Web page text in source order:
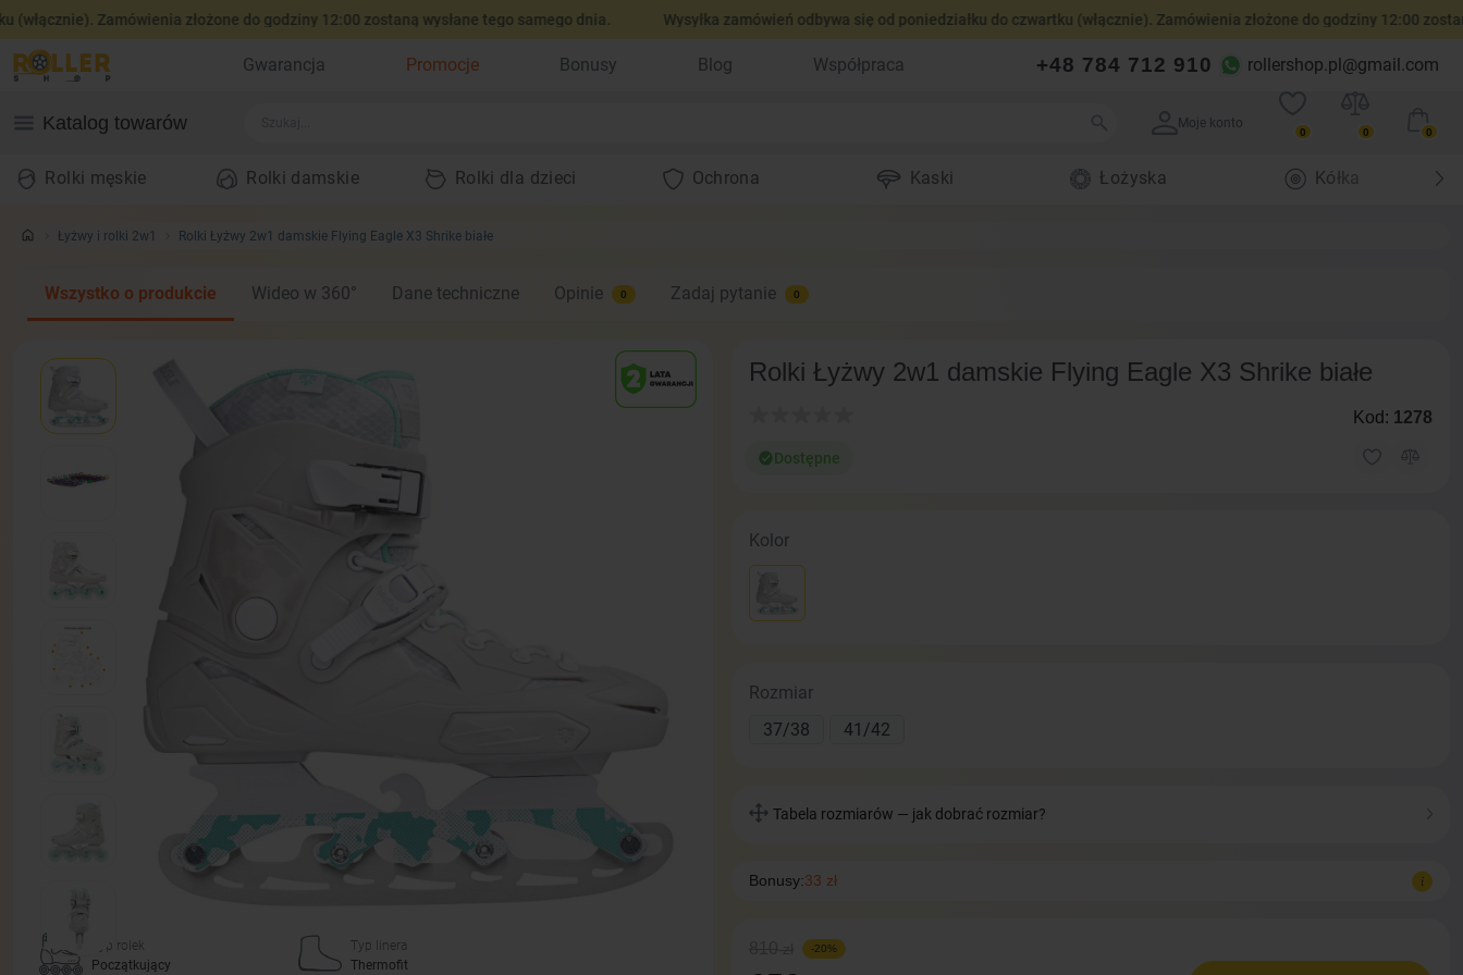
Zamówienia złożone do godziny 12:00 zostaną wysłane tego samego dnia. Wysyłka zamówień odbywa się od poniedziałku do czwartku (włącznie). Zamówienia złożone do godziny 12:00 zostaną
Gwarancja Promocje Bonusy Blog Współpraca +48 784 712 910 rollershop.pl@gmail.com
Katalog towarów Moje konto
0 0 0
Rolki męskie Rolki damskie Rolki dla dzieci Ochrona Kaski Łożyska Kółka
Łyżwy i rolki 2w1 Rolki Łyżwy 2w1 damskie Flying Eagle X3 Shrike białe
Wszystko o produkcie Wideo w 360° Dane techniczne Opinie 0 Zadaj pytanie 0
Typ rolek
Początkujący
Typ linera
Thermofit
Rolki Łyżwy 2w1 damskie Flying Eagle X3 Shrike białe
Dostępne
Kod: 1278
Kolor
Rozmiar
37/38
41/42
Tabela rozmiarów — jak dobrać rozmiar?
Bonusy:33 zł
-20%